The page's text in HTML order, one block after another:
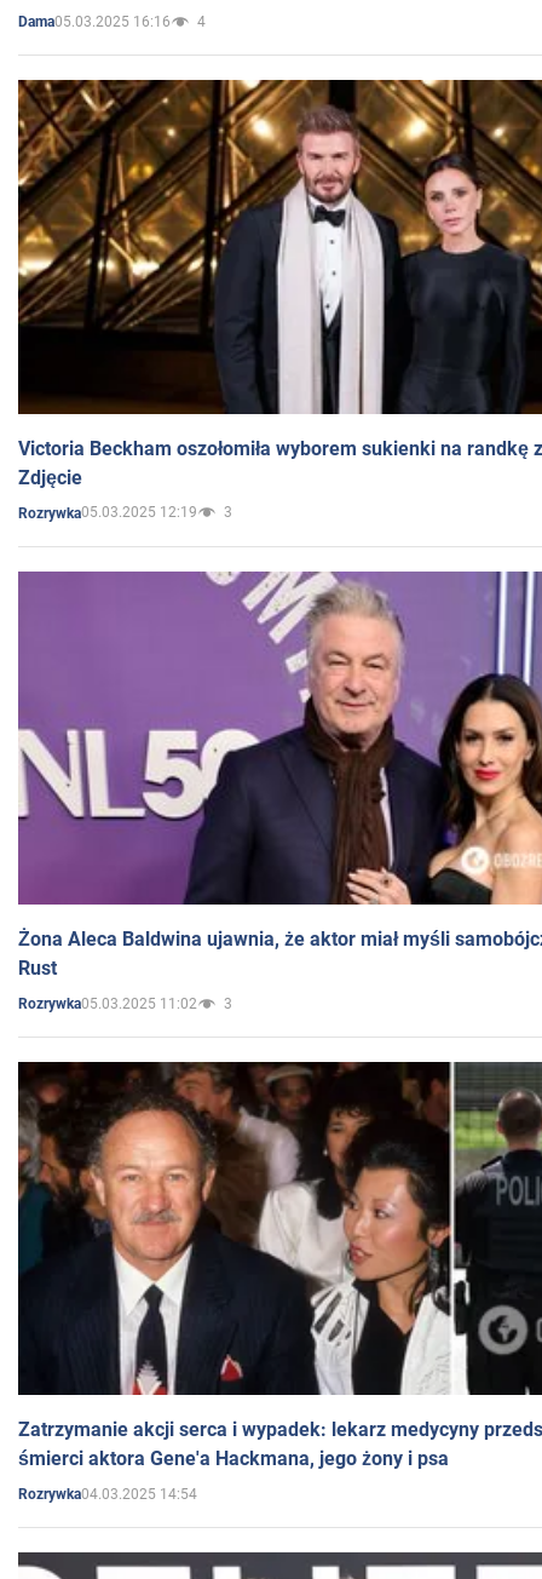
Dama05.03.2025 16:16 4
Victoria Beckham oszołomiła wyborem sukienki na randkę
Zdjęcie
Rozrywka05.03.2025 12:19 3
Żona Aleca Baldwina ujawnia, że aktor miał myśli
Rust
Rozrywka05.03.2025 11:02 3
Zatrzymanie akcji serca i wypadek: lekarz medycyny
śmierci aktora Gene'a Hackmana, jego żony i psa
Rozrywka04.03.2025 14:54